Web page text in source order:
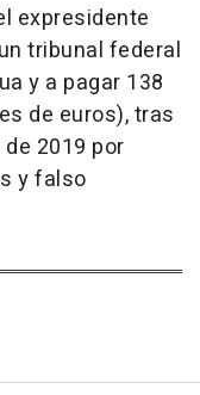
expresidente
tribunal federal
y a pagar 138
de euros), tras
2019 por
y falso